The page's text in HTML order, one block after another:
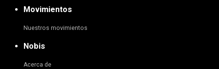
Movimientos
Nuestros movimientos
Nobis
Acerca de